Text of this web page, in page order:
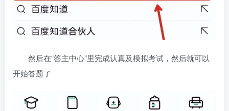
然后在“答主中心”里完成认真及模拟考试，然后就可以
开始答题了